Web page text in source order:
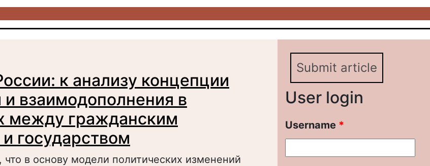
к анализу концепции
и взаимодополнения в
между гражданским
государством
что в основу модели политических изменений
Submit article
User login
Username *